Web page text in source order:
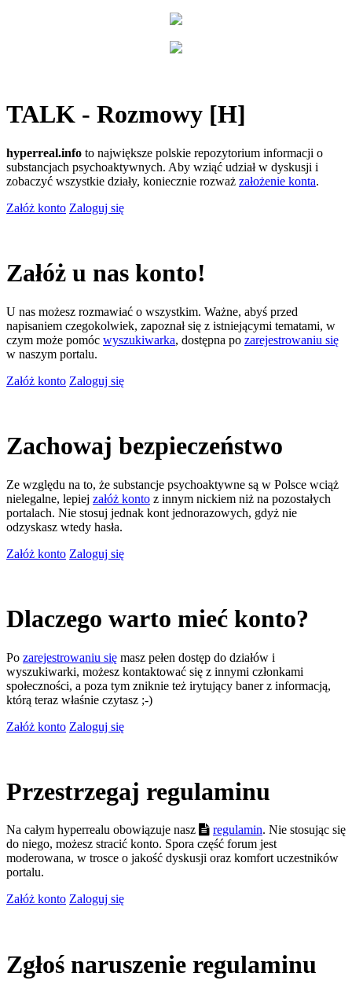
TALK - Rozmowy [H]
hyperreal.info to największe polskie repozytorium informacji o
substancjach psychoaktywnych. Aby wziąć udział w dyskusji i
zobaczyć wszystkie działy, koniecznie rozważ założenie konta.
Załóż konto Zaloguj się
Załóż u nas konto!
U nas możesz rozmawiać o wszystkim. Ważne, abyś przed
napisaniem czegokolwiek, zapoznał się z istniejącymi tematami, w
czym może pomóc wyszukiwarka, dostępna po zarejestrowaniu się
w naszym portalu.
Załóż konto Zaloguj się
Zachowaj bezpieczeństwo
Ze względu na to, że substancje psychoaktywne są w Polsce wciąż
nielegalne, lepiej załóż konto z innym nickiem niż na pozostałych
portalach. Nie stosuj jednak kont jednorazowych, gdyż nie
odzyskasz wtedy hasła.
Załóż konto Zaloguj się
Dlaczego warto mieć konto?
Po zarejestrowaniu się masz pełen dostęp do działów i
wyszukiwarki, możesz kontaktować się z innymi członkami
społeczności, a poza tym zniknie też irytujący baner z informacją,
którą teraz właśnie czytasz ;-)
Załóż konto Zaloguj się
Przestrzegaj regulaminu
Na całym hyperrealu obowiązuje nasz regulamin. Nie stosując się
do niego, możesz stracić konto. Spora część forum jest
moderowana, w trosce o jakość dyskusji oraz komfort uczestników
portalu.
Załóż konto Zaloguj się
Zgłoś naruszenie regulaminu